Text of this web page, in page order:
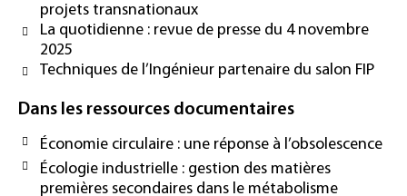
projets transnationaux
La quotidienne : revue de presse du 4 novembre
2025
Techniques de l’Ingénieur partenaire du salon FIP
Dans les ressources documentaires
Économie circulaire : une réponse à l’obsolescence
Écologie industrielle : gestion des matières
premières secondaires dans le métabolisme